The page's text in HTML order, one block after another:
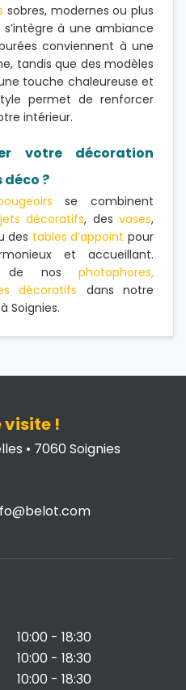
sobres, modernes ou plus
à une ambiance
conviennent à une
tandis que des modèles
touche chaleureuse et
permet de renforcer
intérieur.
votre décoration
déco ?
se combinent
décoratifs, desvases,
des tables d’appoint pour
et accueillant.
de nos photophores,
décoratifs dans notre
Soignies.
visite !
• 7060 Soignies
10:00 - 18:30
10:00 - 18:30
10:00 - 18:30